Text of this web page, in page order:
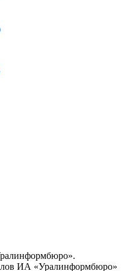
ИА «Уралинформбюро»